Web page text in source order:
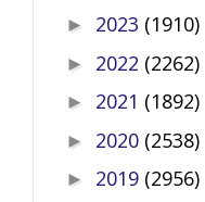
► 2023 (1910)
► 2022 (2262)
► 2021 (1892)
► 2020 (2538)
► 2019 (2956)